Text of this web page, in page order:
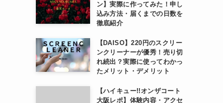
ン】実際に作ってみた！申し
込み方法・届くまでの日数を
徹底紹介
【DAISO】220円のスクリー
ンクリーナーが優秀！売り切
れ続出？実際に使ってわかっ
たメリット・デメリット
【ハイキュー!!オンザコート
大阪レポ】体験内容・アクセ